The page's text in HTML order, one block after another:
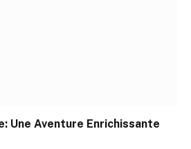
Une Aventure Enrichissante